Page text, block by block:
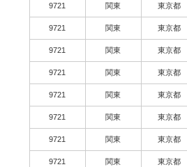
9721 関東 東京都
9721 関東 東京都
9721 関東 東京都
9721 関東 東京都
9721 関東 東京都
9721 関東 東京都
9721 関東 東京都
9721 関東 東京都